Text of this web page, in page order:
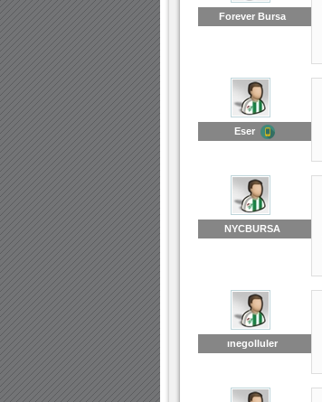
Forever Bursa
Eser
NYCBURSA
ınegolluler